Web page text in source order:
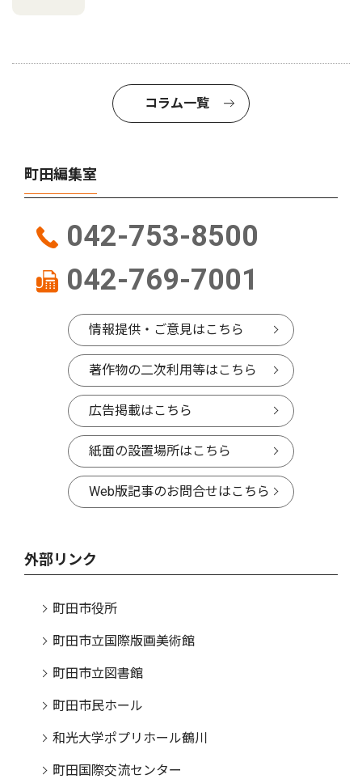
コラム一覧
町田編集室
042-753-8500
042-769-7001
情報提供・ご意見はこちら
著作物の二次利用等はこちら
広告掲載はこちら
紙面の設置場所はこちら
Web版記事のお問合せはこちら
外部リンク
町田市役所
町田市立国際版画美術館
町田市立図書館
町田市民ホール
和光大学ポプリホール鶴川
町田国際交流センター